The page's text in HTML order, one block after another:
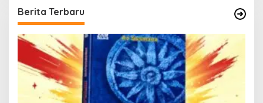
Berita Terbaru